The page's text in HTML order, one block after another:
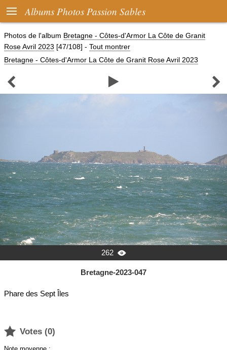
 Albums Photos Passion Sables
Photos de l'album Bretagne - Côtes-d'Armor La Côte de Granit
Rose Avril 2023 [47/108] - Tout montrer
Bretagne - Côtes-d'Armor La Côte de Granit Rose Avril 2023
  
262 
Bretagne-2023-047
Phare des Sept Îles
 Votes (0)